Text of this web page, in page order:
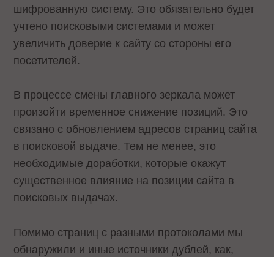
шифрованную систему. Это обязательно будет
учтено поисковыми системами и может
увеличить доверие к сайту со стороны его
посетителей.
В процессе смены главного зеркала может
произойти временное снижение позиций. Это
связано с обновлением адресов страниц сайта
в поисковой выдаче. Тем не менее, это
необходимые доработки, которые окажут
существенное влияние на позиции сайта в
поисковых выдачах.
Помимо страниц с разными протоколами мы
обнаружили и иные источники дублей, как,